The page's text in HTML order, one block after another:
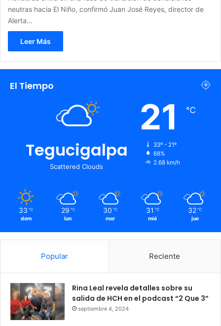
neutras hacia El Niño, confirmó Juan José Reyes, director de
Alerta…
Leer Más
El Tiempo
Tegucigalpa
Scattered Clouds
21 ℃
33º - 21º
68%
2.68 km/h
33 ℃
dom
29 ℃
lun
30 ℃
mar
31 ℃
mié
32 ℃
jue
Popular Reciente
Rina Leal revela detalles sobre su
salida de HCH en el podcast “2 Que 3”
septiembre 4, 2024